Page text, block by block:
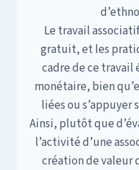
Le travail
gratuit, et les
cadre de ce
monétaire, bien
liées ou s’appuyer
Ainsi, plutôt que
l’activité d’une
création de valeur